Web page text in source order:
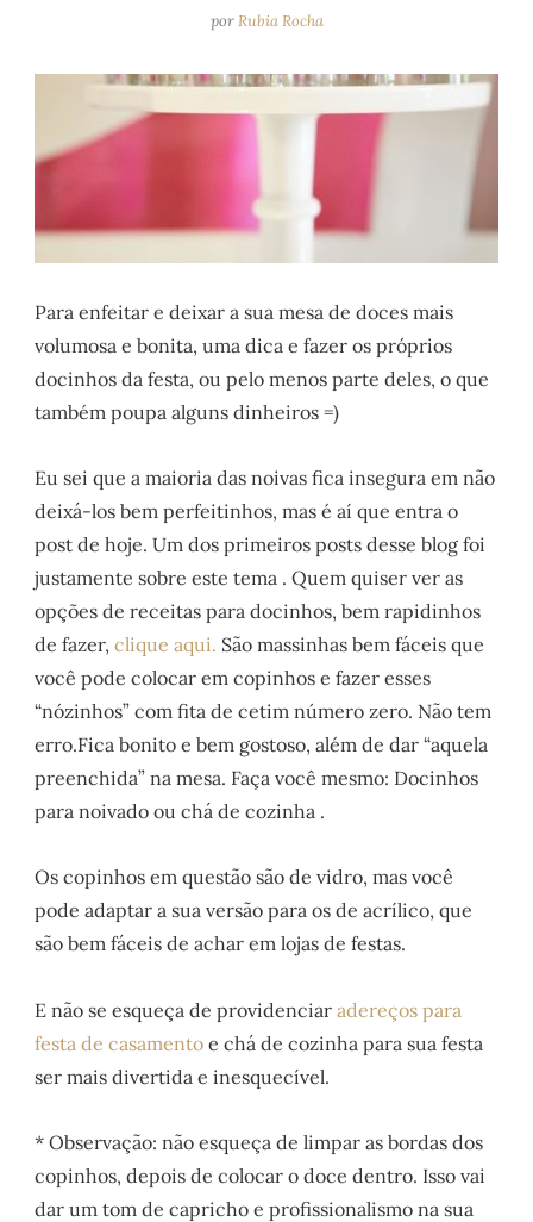
porRubia Rocha
Para enfeitar e deixar a sua mesa de doces mais
volumosa e bonita, uma dica e fazer os próprios
docinhos da festa, ou pelo menos parte deles, o que
também poupa alguns dinheiros =)
Eu sei que a maioria das noivas fica insegura em não
deixá-los bem perfeitinhos, mas é aí que entra o
post de hoje. Um dos primeiros posts desse blog foi
justamente sobre este tema . Quem quiser ver as
opções de receitas para docinhos, bem rapidinhos
de fazer,clique aqui. São massinhas bem fáceis que
você pode colocar em copinhos e fazer esses
“nózinhos” com fita de cetim número zero. Não tem
erro.Fica bonito e bem gostoso, além de dar “aquela
preenchida” na mesa. Faça você mesmo: Docinhos
para noivado ou chá de cozinha .
Os copinhos em questão são de vidro, mas você
pode adaptar a sua versão para os de acrílico, que
são bem fáceis de achar em lojas de festas.
E não se esqueça de providenciar adereços para
festa de casamento e chá de cozinha para sua festa
ser mais divertida e inesquecível.
* Observação: não esqueça de limpar as bordas dos
copinhos, depois de colocar o doce dentro. Isso vai
dar um tom de capricho e profissionalismo na sua